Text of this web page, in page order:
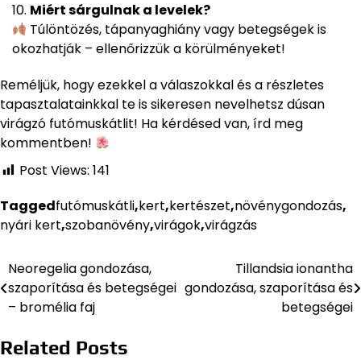
Miért sárgulnak a levelek?
Túlöntözés, tápanyaghiány vagy betegségek is
okozhatják – ellenőrizzük a körülményeket!
Reméljük, hogy ezekkel a válaszokkal és a részletes
tapasztalatainkkal te is sikeresen nevelhetsz dúsan
virágzó futómuskátlit! Ha kérdésed van, írd meg
kommentben!
Post Views: 141
Taggedfutómuskátli,kert,kertészet,növénygondozás,
nyári kert,szobanövény,virágok,virágzás
Bejegyzés
navigáció
Neoregelia gondozása,
szaporítása és betegségei
– bromélia faj
Tillandsia ionantha
gondozása, szaporítása és
betegségei
Related Posts